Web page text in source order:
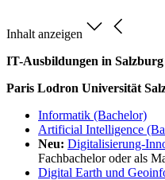
Inhalt anzeigen
IT-Ausbildungen in Salzburg
Paris Lodron Universität
Informatik (Bachelor)
Artificial Intelligence
Neu: Digitalisierung-
Fachbachelor oder als
Digital Earth und